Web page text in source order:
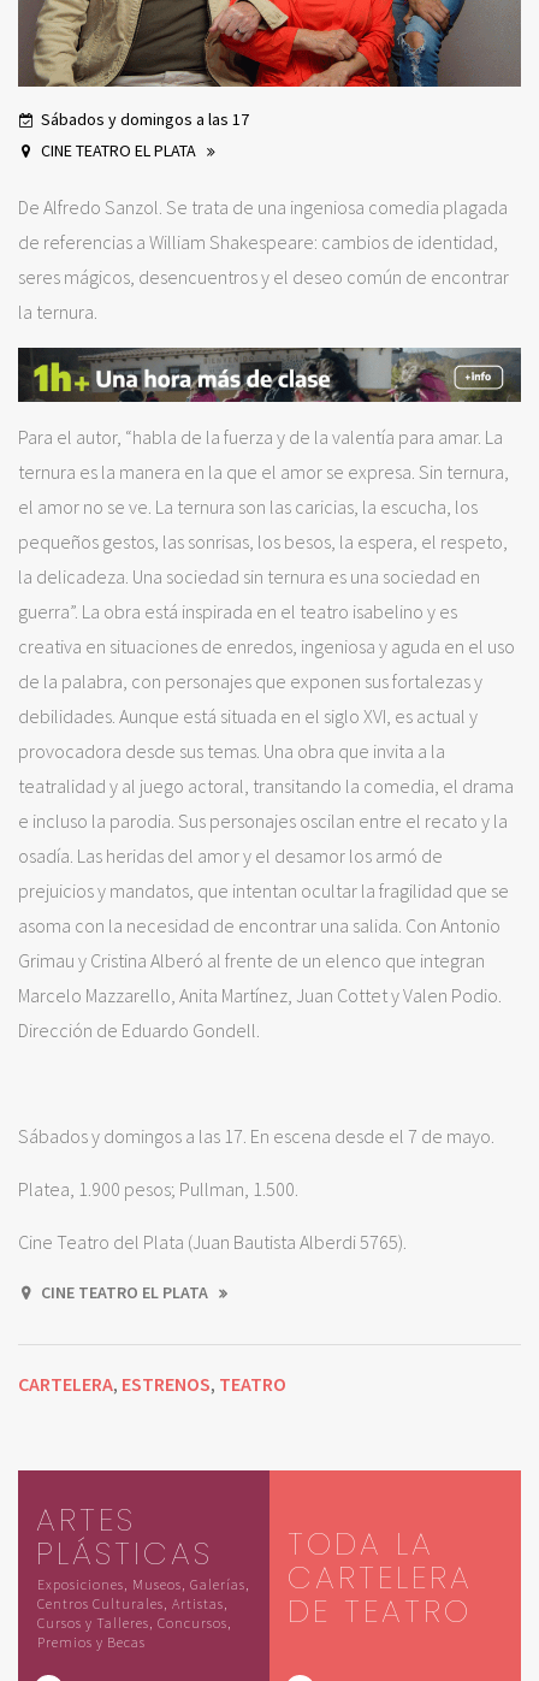
Sábados y domingos a las 17
CINE TEATRO EL PLATA
De Alfredo Sanzol. Se trata de una ingeniosa comedia plagada
de referencias a William Shakespeare: cambios de identidad,
seres mágicos, desencuentros y el deseo común de encontrar
la ternura.
Para el autor, “habla de la fuerza y de la valentía para amar. La
ternura es la manera en la que el amor se expresa. Sin ternura,
el amor no se ve. La ternura son las caricias, la escucha, los
pequeños gestos, las sonrisas, los besos, la espera, el respeto,
la delicadeza. Una sociedad sin ternura es una sociedad en
guerra”. La obra está inspirada en el teatro isabelino y es
creativa en situaciones de enredos, ingeniosa y aguda en el uso
de la palabra, con personajes que exponen sus fortalezas y
debilidades. Aunque está situada en el siglo XVI, es actual y
provocadora desde sus temas. Una obra que invita a la
teatralidad y al juego actoral, transitando la comedia, el drama
e incluso la parodia. Sus personajes oscilan entre el recato y la
osadía. Las heridas del amor y el desamor los armó de
prejuicios y mandatos, que intentan ocultar la fragilidad que se
asoma con la necesidad de encontrar una salida. Con Antonio
Grimau y Cristina Alberó al frente de un elenco que integran
Marcelo Mazzarello, Anita Martínez, Juan Cottet y Valen Podio.
Dirección de Eduardo Gondell.
Sábados y domingos a las 17. En escena desde el 7 de mayo.
Platea, 1.900 pesos; Pullman, 1.500.
Cine Teatro del Plata (Juan Bautista Alberdi 5765).
CINE TEATRO EL PLATA
CARTELERA, ESTRENOS, TEATRO
ARTES
PLÁSTICAS
Exposiciones, Museos, Galerías,
Centros Culturales, Artistas,
Cursos y Talleres, Concursos,
Premios y Becas
TODA LA
CARTELERA
DE TEATRO